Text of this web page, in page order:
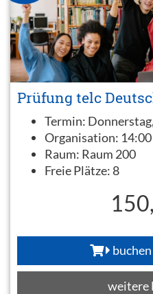
Prüfung telc
Termin:
Organisation:
Raum: Raum 200
Freie Plätze: 8
weitere